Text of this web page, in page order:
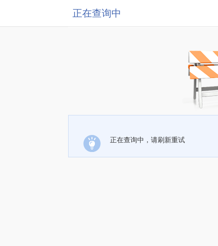
正在查询中
正在查询中，请刷新重试